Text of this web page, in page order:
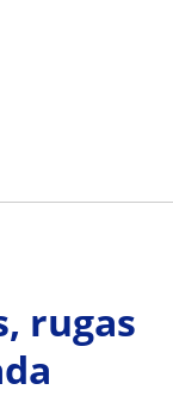
rugas